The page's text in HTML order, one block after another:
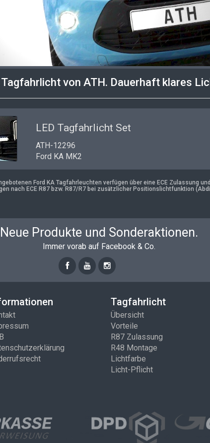
Tagfahrlicht von ATH. Dauerhaft klares
LED Tagfahrlicht Set
ATH-12296
Ford KA MK2
Ford KA Tagfahrleuchten verfügen über eine ECE Zulassung
nach ECE R87 bzw. R87/R7 bei zusätzlicher Positionslichtfunktion
Neue Produkte und Sonderaktionen.
Immer vorab auf Facebook & Co.
Tagfahrlicht
Übersicht
Vorteile
R87 Zulassung
R48 Montage
Lichtfarbe
Licht-Pflicht